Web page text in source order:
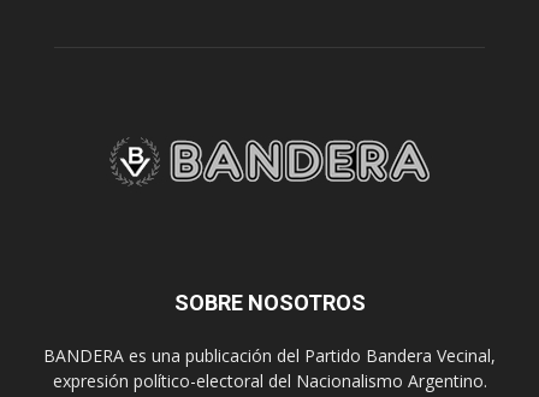
SOBRE NOSOTROS
BANDERA es una publicación del Partido Bandera Vecinal,
expresión político-electoral del Nacionalismo Argentino.